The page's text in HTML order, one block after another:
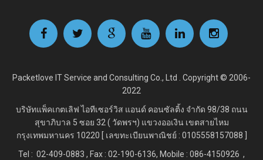
Packetlove IT Service and Consulting Co., Ltd . Copyright © 2006-
2022
บริษัทแพ็คเกตเลิฟ ไอทีเซอร์วิส แอนด์ คอนซัลติ้ง จำกัด 98/38 ถนน
สุขาภิบาล 5 ซอย 32 ( วัดพรฯ) แขวงออเงิน เขตสายไหม
กรุงเทพมหานคร 10220 [ เลขทะเบียนพาณิชย์ : 0105558157088 ]
Tel : 02-409-0883 , Fax : 02-190-6136, Mobile : 086-4150926 ,